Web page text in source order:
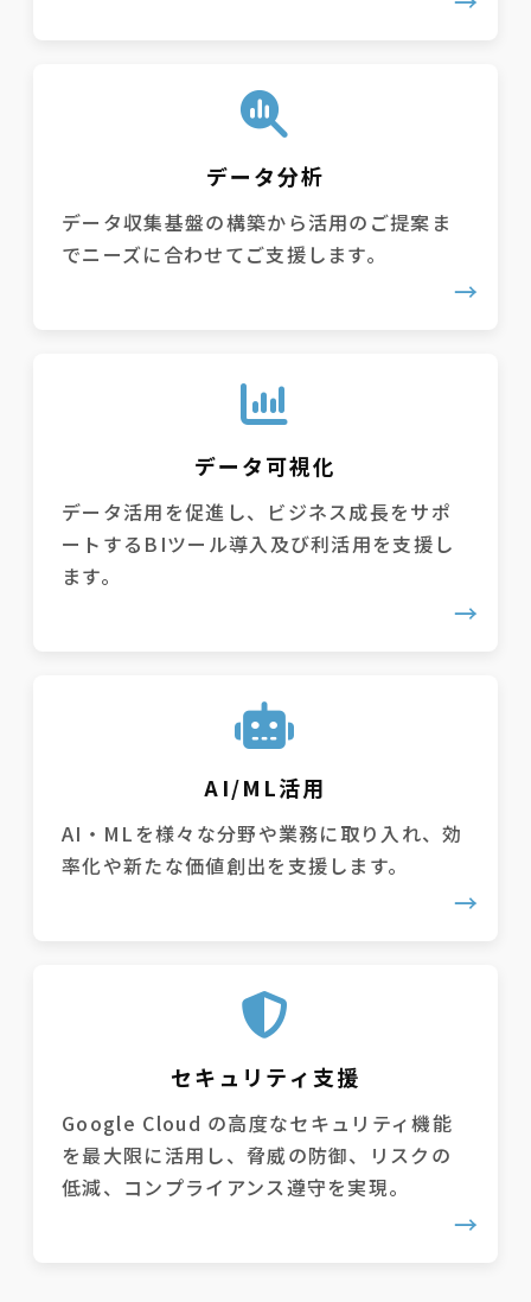
データ分析
データ収集基盤の構築から活用のご提案ま
でニーズに合わせてご支援します。
データ可視化
データ活用を促進し、ビジネス成長をサポ
ートするBIツール導入及び利活用を支援し
ます。
AI/ML活用
AI・MLを様々な分野や業務に取り入れ、効
率化や新たな価値創出を支援します。
セキュリティ支援
Google Cloud の高度なセキュリティ機能
を最大限に活用し、脅威の防御、リスクの
低減、コンプライアンス遵守を実現。